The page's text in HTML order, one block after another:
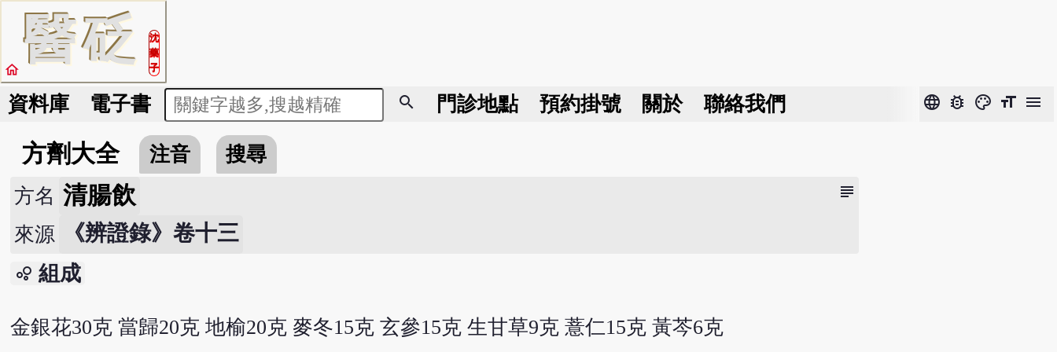
醫砭
沈
藥
子
home
資料庫 電子書 search 門診地點 預約掛號 關於 聯絡我們 language bug_report color_lens format_size menu
方劑大全 注音 搜尋
subject
方名 清腸飲
來源 《辨證錄》卷十三
bubble_chart 組成
金銀花30克 當歸20克 地榆20克 麥冬15克 玄參15克 生甘草9克 薏仁15克 黃芩6克